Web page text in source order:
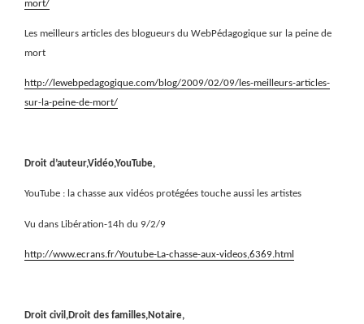
mort/
Les meilleurs articles des blogueurs du WebPédagogique sur la peine de
mort
http://lewebpedagogique.com/blog/2009/02/09/les-meilleurs-articles-
sur-la-peine-de-mort/
Droit d’auteur,Vidéo,YouTube,
YouTube : la chasse aux vidéos protégées touche aussi les artistes
Vu dans Libération-14h du 9/2/9
http://www.ecrans.fr/Youtube-La-chasse-aux-videos,6369.html
Droit civil,Droit des familles,Notaire,